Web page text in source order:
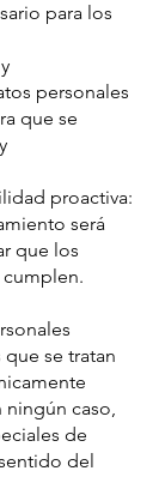
para los
personales
que se
proactiva:
será
que los
se tratan
ningún caso,
de
del